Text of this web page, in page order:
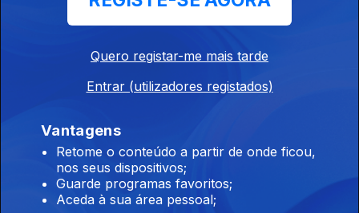
The Thing". Mark Bowen fala na digressão que começa no
porque o público português é o melhor da Europa.
22 fev. 2024
Uma canção onde os Idles contaram com a colaboração dos
LCD Soundsystem, que são grande influência. Mark Bowen
explica também que os Idles falam muito de amor, para não se
esquecer que o amor existe.
Quero registar-me mais tarde
Entrar (utilizadores registados)
Vantagens
Retome o conteúdo a partir de onde ficou,
nos seus dispositivos;
Guarde programas favoritos;
Aceda à sua área pessoal;